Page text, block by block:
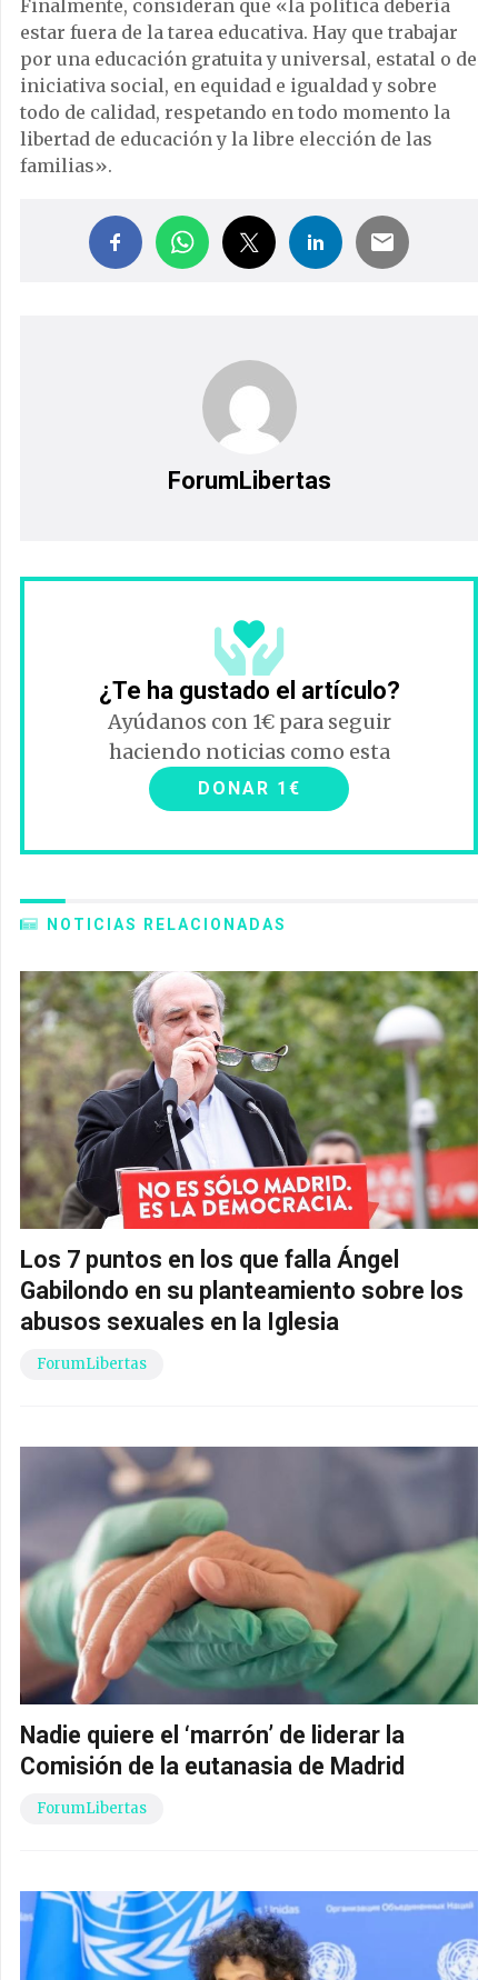
Finalmente, consideran que «la política debería
estar fuera de la tarea educativa. Hay que trabajar
por una educación gratuita y universal, estatal o de
iniciativa social, en equidad e igualdad y sobre
todo de calidad, respetando en todo momento la
libertad de educación y la libre elección de las
familias».
ForumLibertas
¿Te ha gustado el artículo?
Ayúdanos con 1€ para seguir
haciendo noticias como esta
DONAR 1€
NOTICIAS RELACIONADAS
Los 7 puntos en los que falla Ángel
Gabilondo en su planteamiento sobre los
abusos sexuales en la Iglesia
ForumLibertas
Nadie quiere el ‘marrón’ de liderar la
Comisión de la eutanasia de Madrid
ForumLibertas